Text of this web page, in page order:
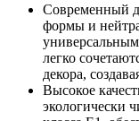
Современный
формы и
легко
декора,
Высокое
экологически